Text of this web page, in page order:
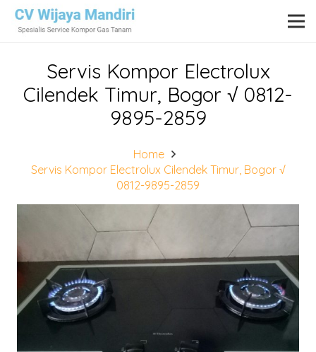
Servis Kompor Electrolux
Cilendek Timur, Bogor √ 0812-
9895-2859
Home
Servis Kompor Electrolux Cilendek Timur, Bogor √
0812-9895-2859